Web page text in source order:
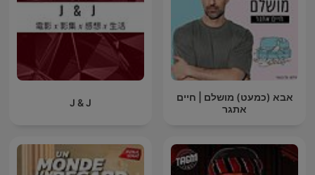
J & J
אבא (כמעט) מושלם | חיים
אתגר